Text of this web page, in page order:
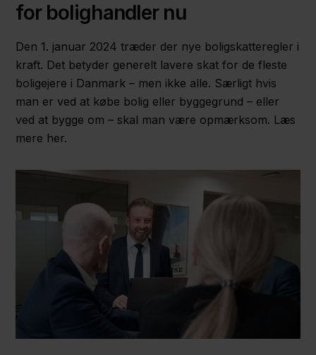
for bolighandler nu
Den 1. januar 2024 træder der nye boligskatteregler i
kraft. Det betyder generelt lavere skat for de fleste
boligejere i Danmark – men ikke alle. Særligt hvis
man er ved at købe bolig eller byggegrund – eller
ved at bygge om – skal man være opmærksom. Læs
mere her.